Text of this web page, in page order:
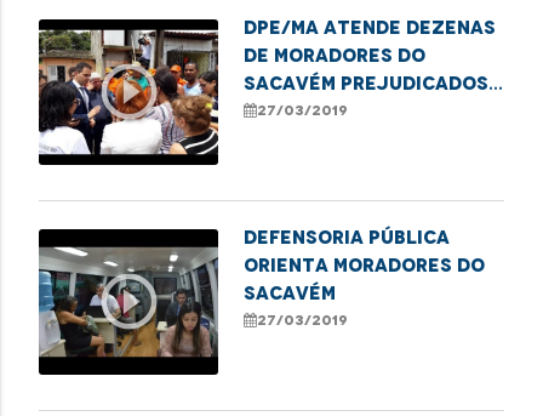
play_circle_outline
DPE/MA atende dezenas
de moradores do
Sacavém prejudicados
pelas fortes chuvas
27/03/2019
play_circle_outline
Defensoria Pública
orienta moradores do
Sacavém
27/03/2019